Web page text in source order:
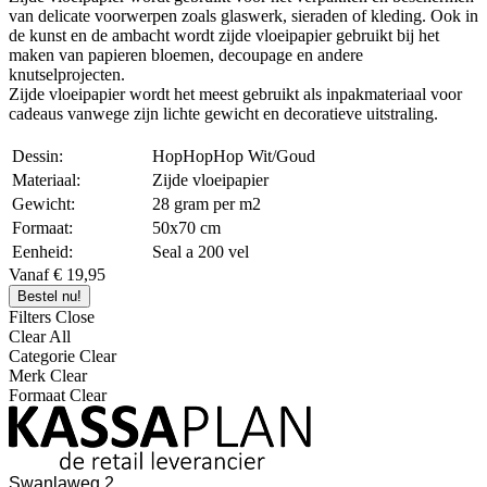
van delicate voorwerpen zoals glaswerk, sieraden of kleding. Ook in
de kunst en de ambacht wordt zijde vloeipapier gebruikt bij het
maken van papieren bloemen, decoupage en andere
knutselprojecten.
Zijde vloeipapier wordt het meest gebruikt als inpakmateriaal voor
cadeaus vanwege zijn lichte gewicht en decoratieve uitstraling.
Dessin:
HopHopHop Wit/Goud
Materiaal:
Zijde vloeipapier
Gewicht:
28 gram per m2
Formaat:
50x70 cm
Eenheid:
Seal a 200 vel
Vanaf € 19,95
Bestel nu!
Filters Close
Clear All
Categorie Clear
Merk Clear
Formaat Clear
Swanlaweg 2